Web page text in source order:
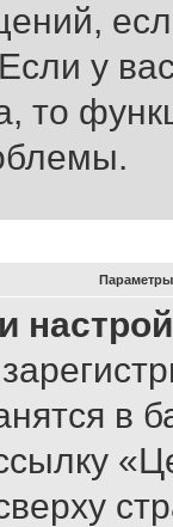
у
то
Параметры
в